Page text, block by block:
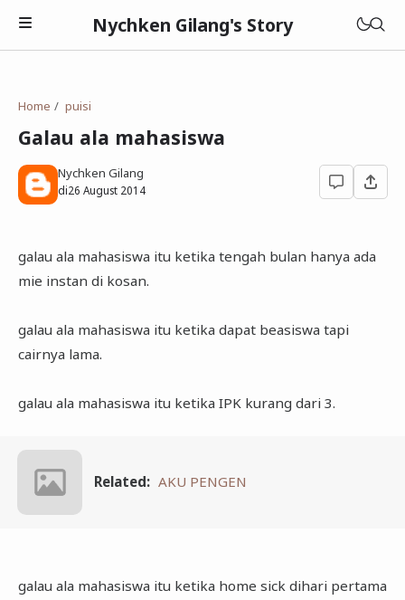
Nychken Gilang's Story
Pendidikan
Cerpen
Home puisi
Galau ala mahasiswa
Nychken Gilang
di26 August 2014
galau ala mahasiswa itu ketika tengah bulan hanya ada
mie instan di kosan.
galau ala mahasiswa itu ketika dapat beasiswa tapi
cairnya lama.
galau ala mahasiswa itu ketika IPK kurang dari 3.
Related: AKU PENGEN
galau ala mahasiswa itu ketika home sick dihari pertama